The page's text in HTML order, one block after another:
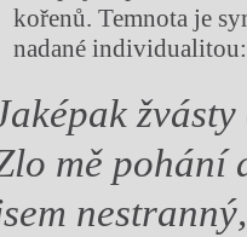
kořenů. Temnota je
nadané
mě pohání
nestranný,